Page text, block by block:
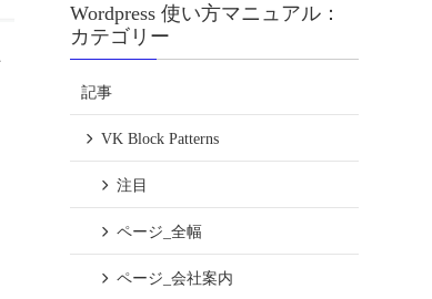
Wordpress 使い方マニュアル：
カテゴリー
記事
VK Block Patterns
注目
ページ_全幅
ページ_会社案内